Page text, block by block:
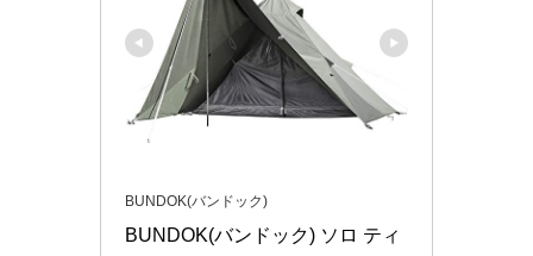
BUNDOK(バンドック)
BUNDOK(バンドック) ソロ ティ